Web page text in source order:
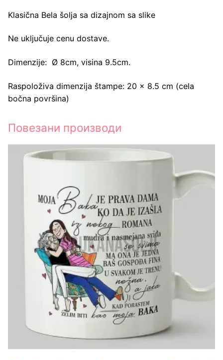
Klasična Bela šolja sa dizajnom sa slike
Ne uključuje cenu dostave.
Dimenzije: Ø 8cm, visina 9.5cm.
Raspoloživa dimenzija štampe: 20 x 8.5 cm (cela
bočna površina)
Повезани производи